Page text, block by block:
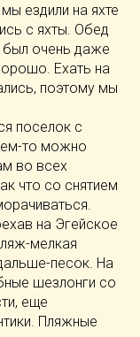
ездили на яхте
с яхты. Обед
был очень даже
Ехать на
поэтому мы
поселок с
то можно
во всех
что со снятием
на Эгейское
мелкая
песок. На
шезлонги со
еще
Пляжные